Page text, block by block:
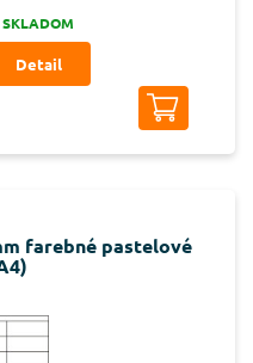
SKLADOM
Detail
farebné pastelové